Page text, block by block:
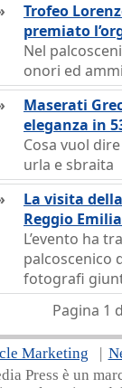
Trofeo
premiato
Nel
onori ed
Maserati
eleganza in
Cosa vuol
urla e sbraita
La visita
Reggio Emilia
L’evento ha
palcoscenico
fotografi
Pagina 1
Marketing |
Press è un